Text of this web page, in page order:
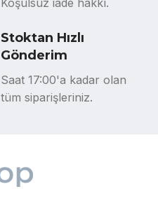
Stoktan Hızlı
Gönderim
Saat 17:00'a kadar olan
tüm siparişleriniz.